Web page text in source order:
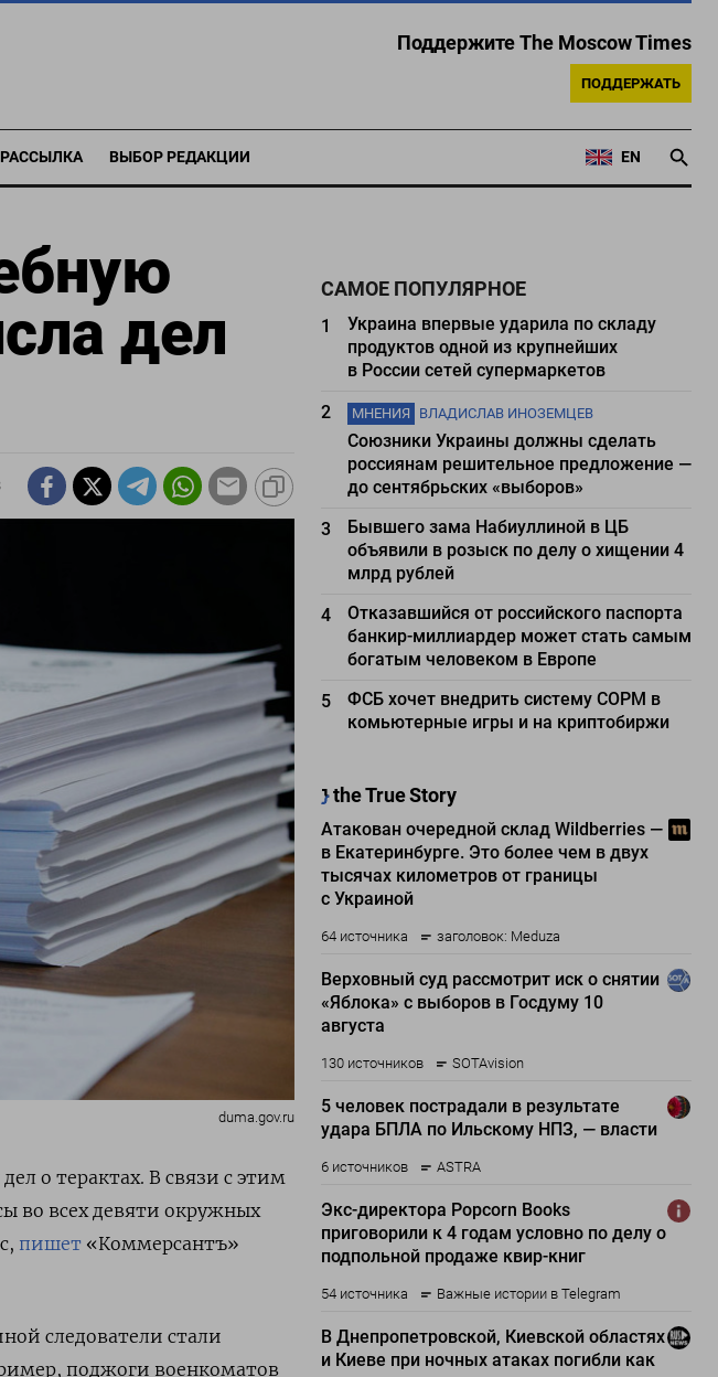
Поддержите The Moscow Times
ПОДДЕРЖАТЬ
РАССЫЛКА ВЫБОР РЕДАКЦИИ EN
дел
duma.gov.ru
о терактах. В связи с этим
во всех девяти окружных
пишет «Коммерсантъ»
следователи стали
поджоги военкоматов
САМОЕ ПОПУЛЯРНОЕ
1
Украина впервые ударила по складу
продуктов одной из крупнейших
в России сетей супермаркетов
2
МНЕНИЯ ВЛАДИСЛАВ ИНОЗЕМЦЕВ
Союзники Украины должны сделать
россиянам решительное предложение —
до сентябрьских «выборов»
3
Бывшего зама Набиуллиной в ЦБ
объявили в розыск по делу о хищении 4
млрд рублей
4
Отказавшийся от российского паспорта
банкир-миллиардер может стать самым
богатым человеком в Европе
5
ФСБ хочет внедрить систему СОРМ в
комьютерные игры и на криптобиржи